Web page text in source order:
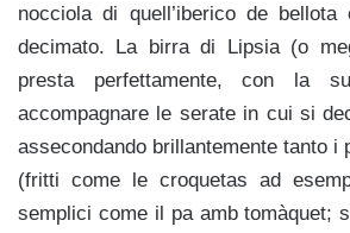
nocciola di quell’iberico de bellota
decimato. La birra di Lipsia (o
presta perfettamente, con la
accompagnare le serate in cui si
assecondando brillantemente tanto i
(fritti come le croquetas ad
semplici come il pa amb tomàquet;